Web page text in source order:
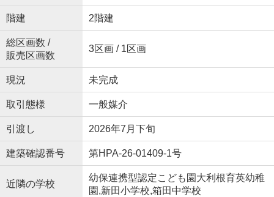
階建 2階建
総区画数 /
販売区画数
3区画 / 1区画
現況 未完成
取引態様 一般媒介
引渡し 2026年7月下旬
建築確認番号 第HPA-26-01409-1号
近隣の学校
幼保連携型認定こども園大利根育英幼稚
園,新田小学校,箱田中学校